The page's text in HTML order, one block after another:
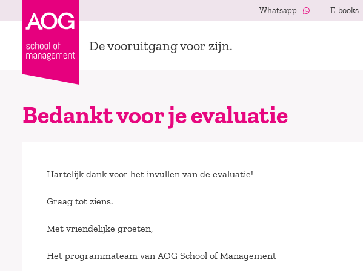
Whatsapp E-books
De vooruitgang voor zijn.
Bedankt voor je evaluatie
Hartelijk dank voor het invullen van de evaluatie!
Graag tot ziens.
Met vriendelijke groeten,
Het programmateam van AOG School of Management